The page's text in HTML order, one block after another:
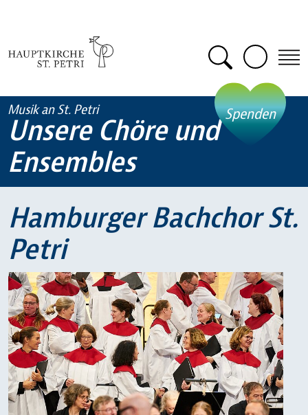
Suche
Spenden-
Musik an St. Petri
Unsere Chöre und
Ensembles
Hamburger Bachchor St.
Petri